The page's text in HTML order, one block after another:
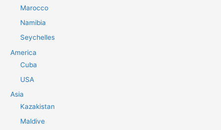
Marocco
Namibia
Seychelles
America
Cuba
USA
Asia
Kazakistan
Maldive